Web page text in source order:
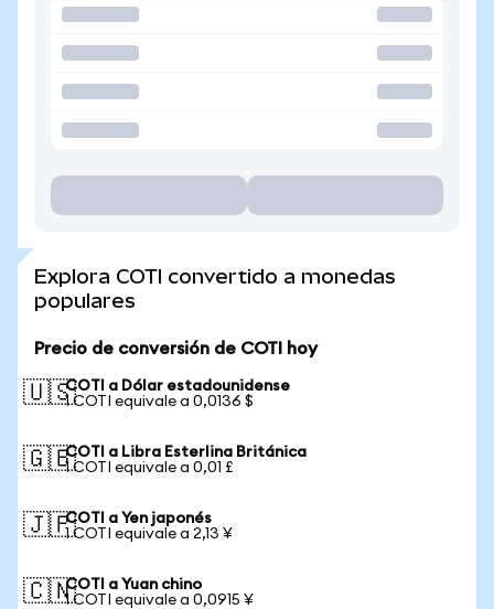
Explora COTI convertido a monedas
populares
Precio de conversión de COTI hoy
🇺🇸COTI a Dólar estadounidense
1 COTI equivale a 0,0136 $
🇬🇧COTI a Libra Esterlina Británica
1 COTI equivale a 0,01 £
🇯🇵COTI a Yen japonés
1 COTI equivale a 2,13 ¥
🇨🇳COTI a Yuan chino
1 COTI equivale a 0,0915 ¥